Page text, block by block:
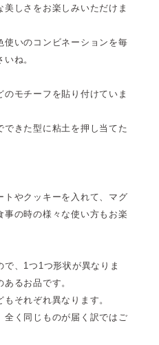
しさをお楽しみいただけま
使いのコンビネーションを毎
ね。
モチーフを貼り付けていま
きた型に粘土を押し当てた
トやクッキーを入れて、マグ
事の時の様々な使い方もお楽
、1つ1つ形状が異なりま
るお品です。
それぞれ異なります。
全く同じものが届く訳ではご